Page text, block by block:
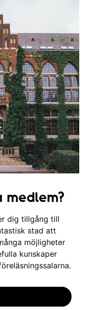
medlem?
dig tillgång till
stad att
möjligheter
kunskaper